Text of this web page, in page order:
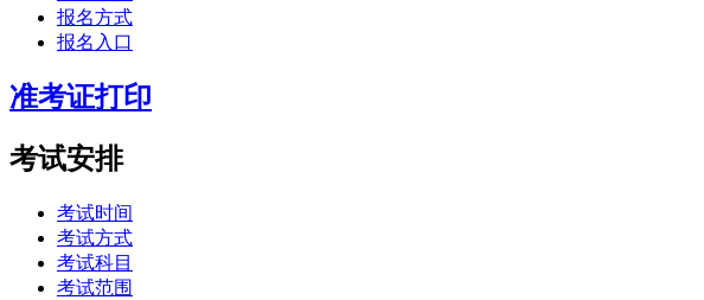
报名方式
报名入口
准考证打印
考试安排
考试时间
考试方式
考试科目
考试范围